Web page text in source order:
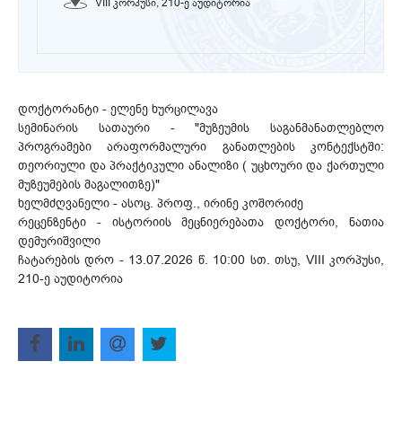
დოქტორანტი - ელენე ხურცილავა
სემინარის სათაური - "მუზეუმის საგანმანათლებლო
პროგრამები არაფორმალური განათლების კონტექსტში:
თეორიული და პრაქტიკული ანალიზი ( უცხოური და ქართული
მუზეუმების მაგალითზე)"
ხელმძღვანელი - ასოც. პროფ., ირინე კოშორიძე
რეცენზენტი - ისტორიის მეცნიერებათა დოქტორი, ნათია
დემურიშვილი
ჩატარების დრო - 13.07.2026 წ. 10:00 სთ. თსუ, VIII კორპუსი,
210-ე აუდიტორია